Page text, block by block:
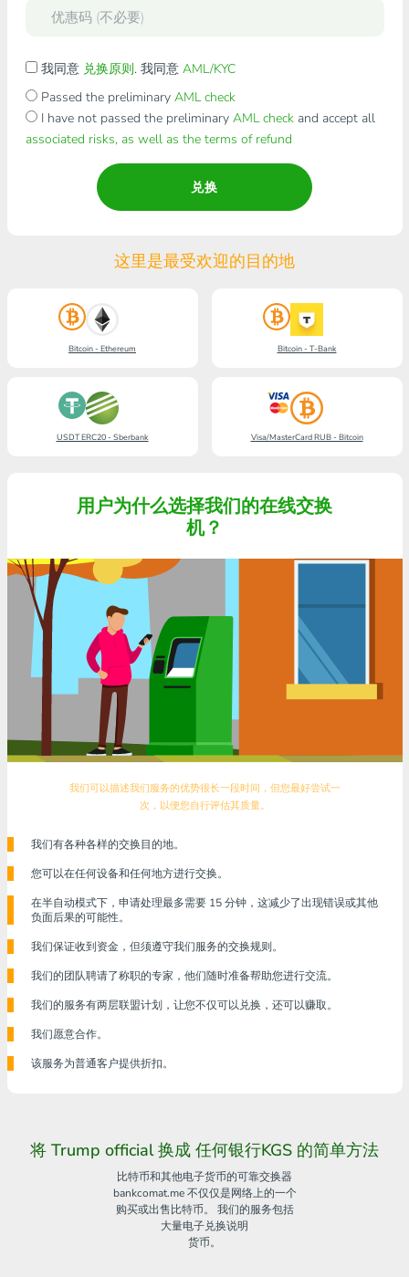
我同意 兑换原则. 我同意 AML/KYC
Passed the preliminary AML check
I have not passed the preliminary AML checkand accept all
associated risks, as well as the terms of refund
兑换
这里是最受欢迎的目的地
Bitcoin - Ethereum Bitcoin - T-Bank
USDT ERC20 - Sberbank Visa/MasterCard RUB - Bitcoin
用户为什么选择我们的在线交换
机？
我们可以描述我们服务的优势很长一段时间，但您最好尝试一
次，以便您自行评估其质量。
我们有各种各样的交换目的地。
您可以在任何设备和任何地方进行交换。
在半自动模式下，申请处理最多需要 15 分钟，这减少了出现错误或其他
负面后果的可能性。
我们保证收到资金，但须遵守我们服务的交换规则。
我们的团队聘请了称职的专家，他们随时准备帮助您进行交流。
我们的服务有两层联盟计划，让您不仅可以兑换，还可以赚取。
我们愿意合作。
该服务为普通客户提供折扣。
将 Trump official 换成 任何银行KGS 的简单方法
比特币和其他电子货币的可靠交换器
bankcomat.me 不仅仅是网络上的一个
购买或出售比特币。 我们的服务包括
大量电子兑换说明
货币。